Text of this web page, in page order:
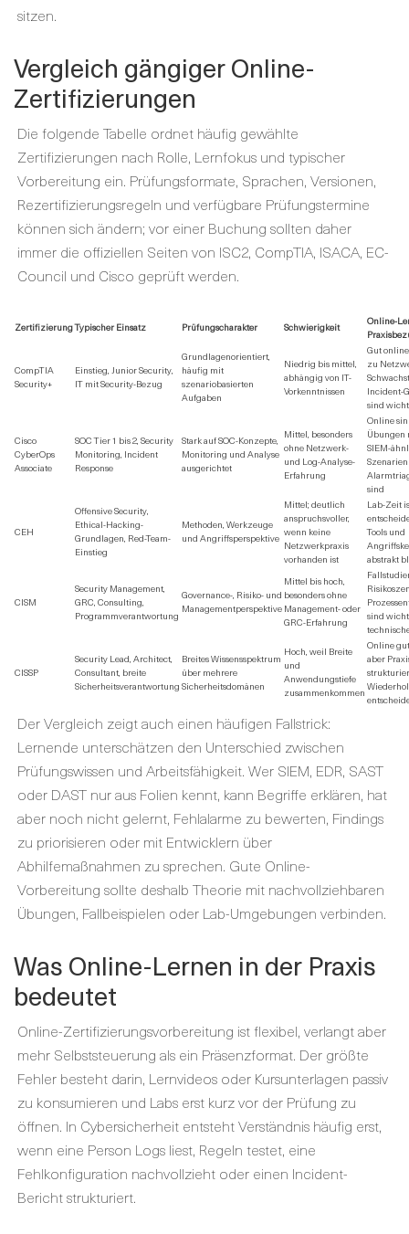
sitzen.
Vergleich gängiger Online-
Zertifizierungen
Die folgende Tabelle ordnet häufig gewählte
Zertifizierungen nach Rolle, Lernfokus und typischer
Vorbereitung ein. Prüfungsformate, Sprachen, Versionen,
Rezertifizierungsregeln und verfügbare Prüfungstermine
können sich ändern; vor einer Buchung sollten daher
immer die offiziellen Seiten von ISC2, CompTIA, ISACA, EC-
Council und Cisco geprüft werden.
ZertifizierungTypischer Einsatz Prüfungscharakter Schwierigkeit
Online-
CompTIA
Security+
Einstieg, Junior Security,
IT mit Security-Bezug
Grundlagenorientiert,
häufig mit
szenariobasierten
Aufgaben
Niedrig bis mittel,
abhängig von IT-
Vorkenntnissen
Gut
zu
Incident-
sind
Cisco
CyberOps
Associate
SOC Tier 1 bis 2, Security
Monitoring, Incident
Response
Stark auf SOC-Konzepte,
Monitoring und Analyse
ausgerichtet
Mittel, besonders
ohne Netzwerk-
und Log-Analyse-
Erfahrung
Online
Übungen
SIEM-
sind
CEH
Offensive Security,
Ethical-Hacking-
Grundlagen, Red-Team-
Einstieg
Methoden, Werkzeuge
und Angriffsperspektive
Mittel; deutlich
anspruchsvoller,
wenn keine
Netzwerkpraxis
vorhanden ist
Lab-Zeit
Tools und
abstrakt
CISM
Security Management,
GRC, Consulting,
Programmverantwortung
Governance-, Risiko- und
Managementperspektive
Mittel bis hoch,
besonders ohne
Management- oder
GRC-Erfahrung
sind
CISSP
Security Lead, Architect,
Consultant, breite
Sicherheitsverantwortung
Breites Wissensspektrum
über mehrere
Sicherheitsdomänen
Hoch, weil Breite
und
Anwendungstiefe
zusammenkommen
Online
aber
Der Vergleich zeigt auch einen häufigen Fallstrick:
Lernende unterschätzen den Unterschied zwischen
Prüfungswissen und Arbeitsfähigkeit. Wer SIEM, EDR, SAST
oder DAST nur aus Folien kennt, kann Begriffe erklären, hat
aber noch nicht gelernt, Fehlalarme zu bewerten, Findings
zu priorisieren oder mit Entwicklern über
Abhilfemaßnahmen zu sprechen. Gute Online-
Vorbereitung sollte deshalb Theorie mit nachvollziehbaren
Übungen, Fallbeispielen oder Lab-Umgebungen verbinden.
Was Online-Lernen in der Praxis
bedeutet
Online-Zertifizierungsvorbereitung ist flexibel, verlangt aber
mehr Selbststeuerung als ein Präsenzformat. Der größte
Fehler besteht darin, Lernvideos oder Kursunterlagen passiv
zu konsumieren und Labs erst kurz vor der Prüfung zu
öffnen. In Cybersicherheit entsteht Verständnis häufig erst,
wenn eine Person Logs liest, Regeln testet, eine
Fehlkonfiguration nachvollzieht oder einen Incident-
Bericht strukturiert.